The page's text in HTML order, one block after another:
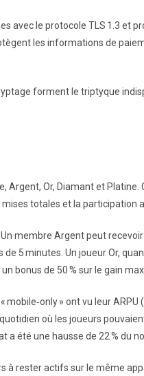
avec le protocole TLS 1.3 et
les informations de
forment le triptyque
Argent, Or, Diamant et Platine.
totales et la participation
membre Argent peut recevoir
5 minutes. Un joueur Or,
bonus de 50 % sur le gain
» ont vu leur
où les joueurs
été une hausse de 22 % du
à rester actifs sur le même